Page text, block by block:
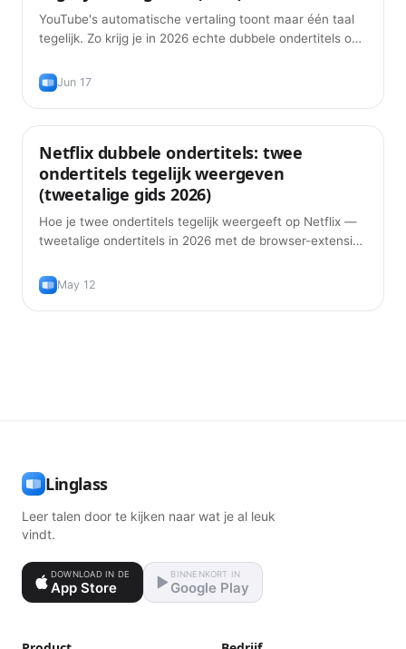
YouTube's automatische vertaling toont maar één taal
tegelijk. Zo krijg je in 2026 echte dubbele ondertitels op
Jun 17
Tips
Netflix dubbele ondertitels: twee
ondertitels tegelijk weergeven
(tweetalige gids 2026)
Hoe je twee ondertitels tegelijk weergeeft op Netflix —
tweetalige ondertitels in 2026 met de browser-extensies
gebruiken zodat je de taal ook echt leert.
May 12
Linglass
Leer talen door te kijken naar wat je al leuk
vindt.
DOWNLOAD IN DE
App Store
BINNENKORT IN
Google Play